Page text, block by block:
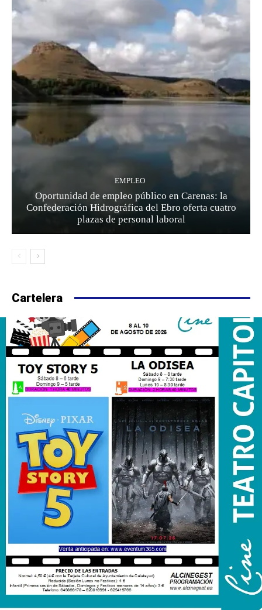
EMPLEO
Oportunidad de empleo público en Carenas: la
Confederación Hidrográfica del Ebro oferta cuatro
plazas de personal laboral
Cartelera